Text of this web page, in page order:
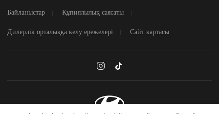
Байланыстар Құпиялылық саясаты
Дилерлік орталыққа келу ережелері Сайт картасы